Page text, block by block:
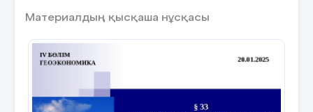
Материалдың қысқаша нұсқасы